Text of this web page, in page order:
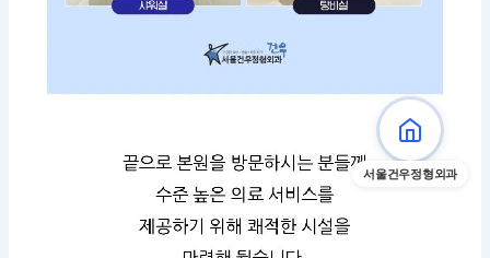
서울건우정형외과